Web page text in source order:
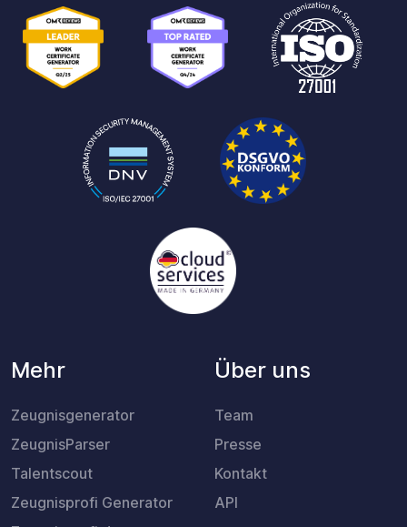
Mehr
Zeugnisgenerator
ZeugnisParser
Talentscout
Zeugnisprofi Generator
Über uns
Team
Presse
Kontakt
API